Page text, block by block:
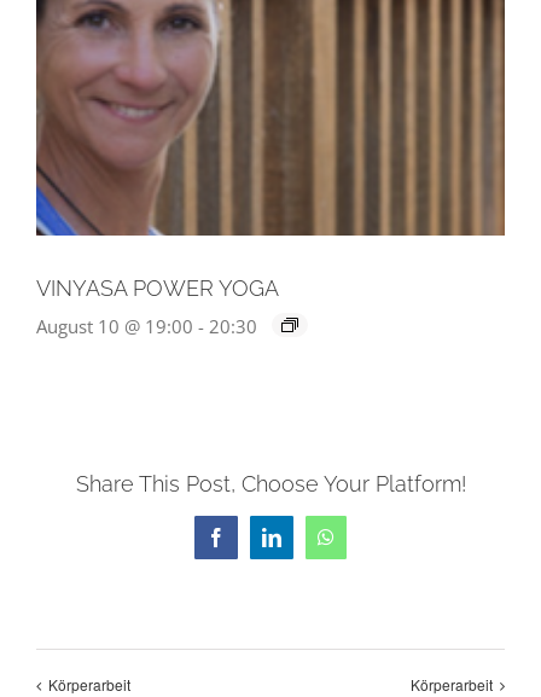
VINYASA POWER YOGA
August 10 @ 19:00 - 20:30
Share This Post, Choose Your Platform!
FacebookLinkedInWhatsApp
Körperarbeit Körperarbeit